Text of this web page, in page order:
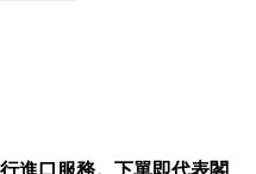
進口服務。下單即代表閣